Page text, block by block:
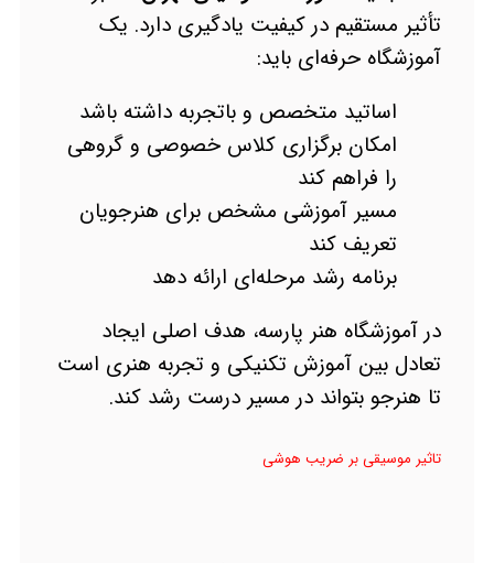
تأثیر مستقیم در کیفیت یادگیری دارد. یک
آموزشگاه حرفه‌ای باید:
اساتید متخصص و باتجربه داشته باشد
امکان برگزاری کلاس خصوصی و گروهی
را فراهم کند
مسیر آموزشی مشخص برای هنرجویان
تعریف کند
برنامه رشد مرحله‌ای ارائه دهد
در آموزشگاه هنر پارسه، هدف اصلی ایجاد
تعادل بین آموزش تکنیکی و تجربه هنری است
تا هنرجو بتواند در مسیر درست رشد کند.
تاثیر موسیقی بر ضریب هوشی